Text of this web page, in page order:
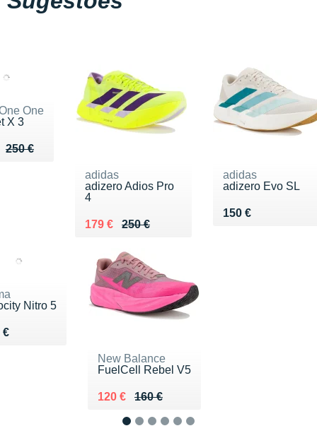
One
X 3
250 €
de 250 €
176 €
adidas
adizero Adios Pro
4
250 €
Au lieu de 250 €
179 €
Vendu 179 €
adidas
adizero Evo SL
150 €
Vendu 150 €
Nitro 5
€ 130 €
New Balance
FuelCell Rebel V5
160 €
Au lieu de 160 €
120 €
Vendu 120 €